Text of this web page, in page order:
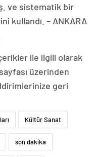
ve sistematik bir
kullandı. – ANKARA
ile ilgili olarak
üzerinden
geri
Kültür Sanat
son dakika